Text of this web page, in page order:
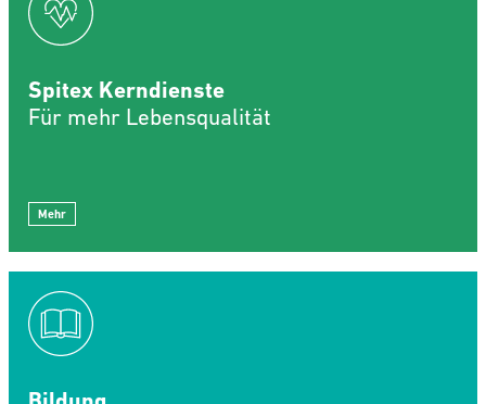
Spitex Kerndienste
Für mehr Lebensqualität
Mehr